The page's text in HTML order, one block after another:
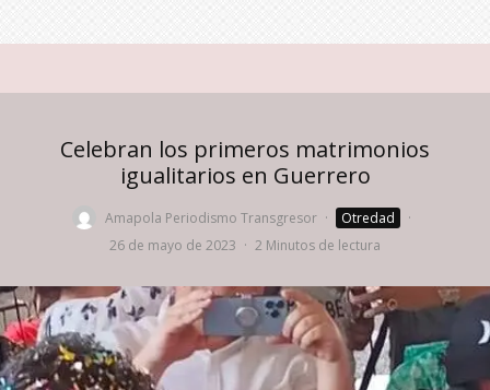
Celebran los primeros matrimonios
igualitarios en Guerrero
Amapola Periodismo Transgresor · Otredad
·
26 de mayo de 2023 · 2 Minutos de lectura